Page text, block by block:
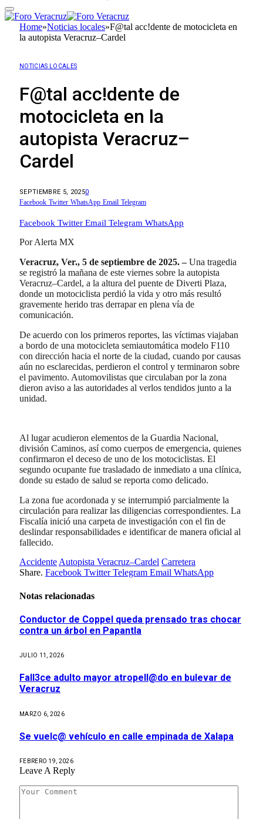
Home»Noticias locales»F@tal acc!dente de motocicleta en
la autopista Veracruz–Cardel
NOTICIAS LOCALES
F@tal acc!dente de
motocicleta en la
autopista Veracruz–
Cardel
SEPTIEMBRE 5, 20250
Facebook Twitter WhatsApp Email Telegram
Facebook Twitter Email Telegram WhatsApp
Por Alerta MX
Veracruz, Ver., 5 de septiembre de 2025. –Una tragedia
se registró la mañana de este viernes sobre la autopista
Veracruz–Cardel, a la altura del puente de Diverti Plaza,
donde un motociclista perdió la vida y otro más resultó
gravemente herido tras derrapar en plena vía de
comunicación.
De acuerdo con los primeros reportes, las víctimas viajaban
a bordo de una motocicleta semiautomática modelo F110
con dirección hacia el norte de la ciudad, cuando por causas
aún no esclarecidas, perdieron el control y terminaron sobre
el pavimento. Automovilistas que circulaban por la zona
dieron aviso a las autoridades al verlos tendidos junto a la
unidad.
Al lugar acudieron elementos de la Guardia Nacional,
división Caminos, así como cuerpos de emergencia, quienes
confirmaron el deceso de uno de los motociclistas. El
segundo ocupante fue trasladado de inmediato a una clínica,
donde su estado de salud se reporta como delicado.
La zona fue acordonada y se interrumpió parcialmente la
circulación para realizar las diligencias correspondientes. La
Fiscalía inició una carpeta de investigación con el fin de
deslindar responsabilidades e identificar de manera oficial al
fallecido.
AccidenteAutopista Veracruz–Cardel Carretera
Share. Facebook Twitter Telegram Email WhatsApp
Notas relacionadas
Conductor de Coppel queda prensado tras chocar
contra un árbol en Papantla
JULIO 11, 2026
Fall3ce adulto mayor atropell@do en bulevar de
Veracruz
MARZO 6, 2026
Se vuelc@ vehículo en calle empinada de Xalapa
FEBRERO 19, 2026
Leave A Reply